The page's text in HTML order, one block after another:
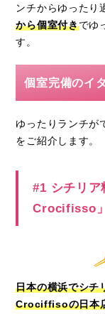
ンチからゆったり
から個室付きでゆ
す。
個室完備のイ
ゆったりランチが
をご紹介します。
#1 シチリ
Crocifisso」
日本の横浜でシチ
Crociffisoの日本